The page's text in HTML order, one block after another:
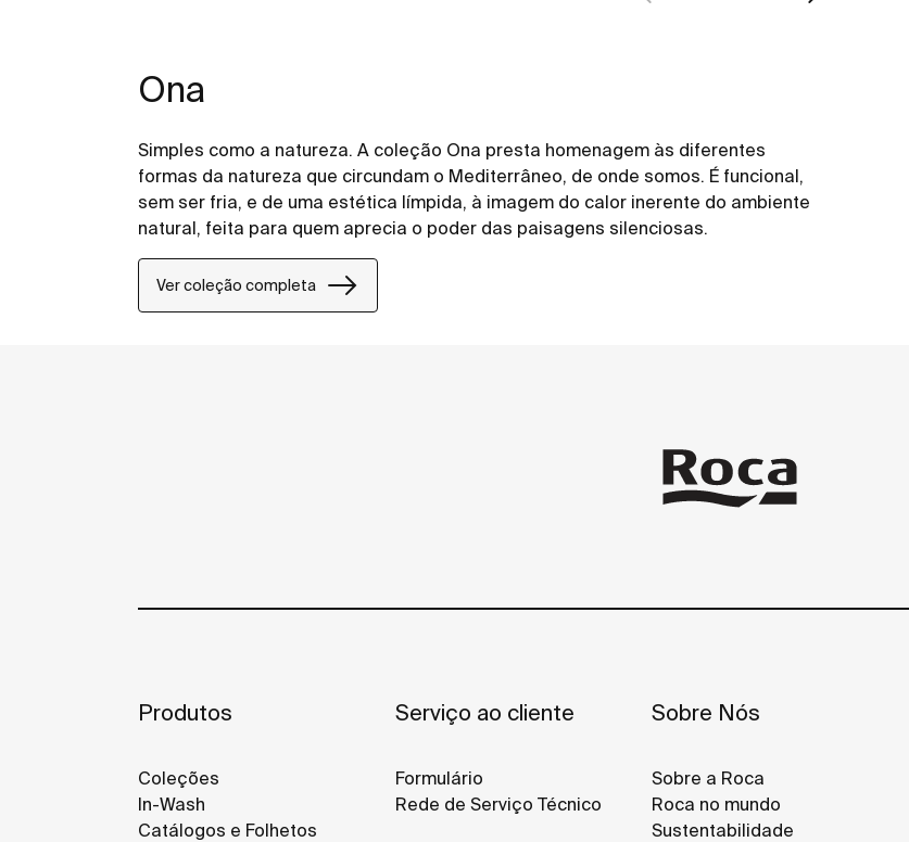
Ona
Simples como a natureza. A coleção Ona presta homenagem às diferentes
formas da natureza que circundam o Mediterrâneo, de onde somos. É funcional,
sem ser fria, e de uma estética límpida, à imagem do calor inerente do ambiente
natural, feita para quem aprecia o poder das paisagens silenciosas.
Ver coleção completa
Produtos
Coleções
In-Wash
Catálogos e Folhetos
Serviço ao cliente
Formulário
Rede de Serviço Técnico
Sobre Nós
Sobre a Roca
Roca no mundo
Sustentabilidade